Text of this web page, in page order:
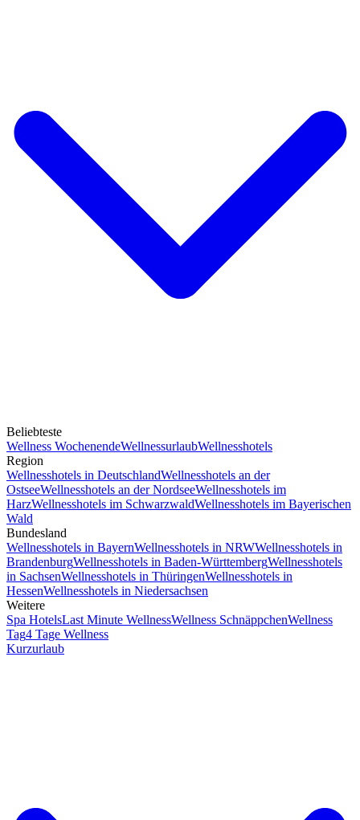
Beliebteste
Wellness WochenendeWellnessurlaubWellnesshotels
Region
Wellnesshotels in DeutschlandWellnesshotels an der
OstseeWellnesshotels an der NordseeWellnesshotels im
HarzWellnesshotels im SchwarzwaldWellnesshotels im Bayerischen
Wald
Bundesland
Wellnesshotels in BayernWellnesshotels in NRWWellnesshotels in
BrandenburgWellnesshotels in Baden-WürttembergWellnesshotels
in SachsenWellnesshotels in ThüringenWellnesshotels in
HessenWellnesshotels in Niedersachsen
Weitere
Spa HotelsLast Minute WellnessWellness SchnäppchenWellness
Tag4 Tage Wellness
Kurzurlaub